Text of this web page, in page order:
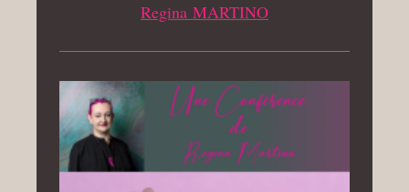
Regina MARTINO